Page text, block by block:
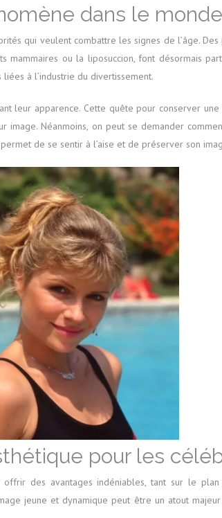
dans le
qui veulent combattre les signes de l’âge.
mammaires ou la liposuccion, font désormais
à l’industrie du divertissement.
leur apparence. Cette quête pour conserver
image. Néanmoins, on peut se demander
de se sentir à l’aise et de préserver son
pour les
des avantages indéniables, tant sur le
jeune et dynamique peut être un atout